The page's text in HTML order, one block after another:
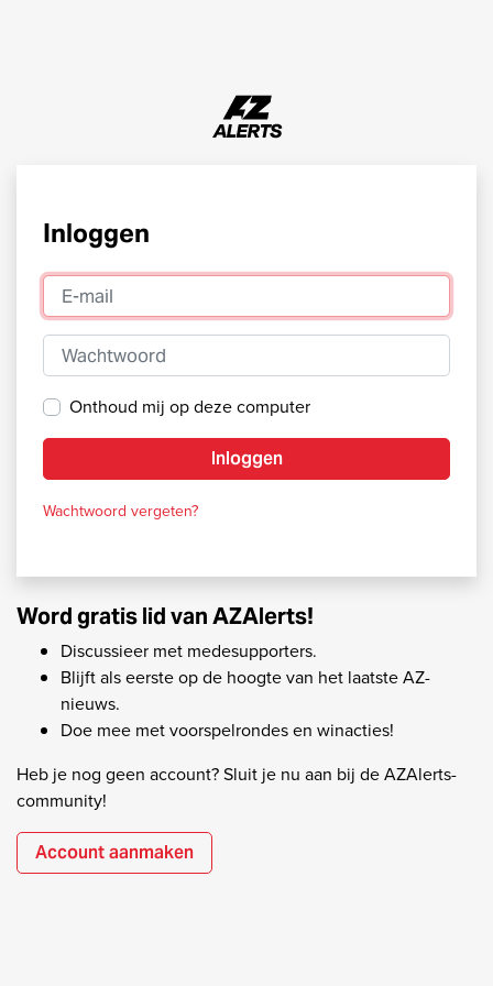
Inloggen
E-mail
Wachtwoord
Onthoud mij op deze computer
Inloggen
Wachtwoord vergeten?
Word gratis lid van AZAlerts!
Discussieer met medesupporters.
Blijft als eerste op de hoogte van het laatste AZ-
nieuws.
Doe mee met voorspelrondes en winacties!
Heb je nog geen account? Sluit je nu aan bij de AZAlerts-
community!
Account aanmaken